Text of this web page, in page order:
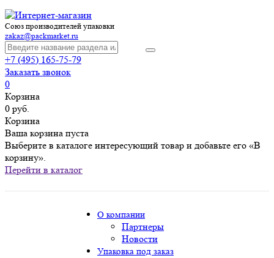
Союз производителей упаковки
zakaz@packmarket.ru
+7 (495) 165-75-79
Заказать звонок
0
Корзина
0 руб.
Корзина
Ваша корзина пуста
Выберите в каталоге интересующий товар и добавьте его «В
корзину».
Перейти в каталог
О компании
Партнеры
Новости
Упаковка под заказ